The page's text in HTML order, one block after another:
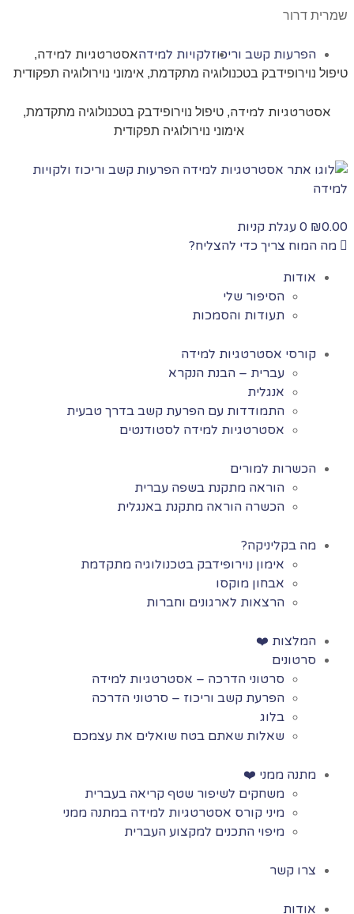
שמרית דרור
הפרעות קשב וריכוזלקויות למידהאסטרטגיות למידה,
טיפול נוירופידבק בטכנולוגיה מתקדמת, אימוני נוירולוגיה תפקודית
אסטרטגיות למידה, טיפול נוירופידבק בטכנולוגיה מתקדמת,
אימוני נוירולוגיה תפקודית
₪0.00
0 עגלת קניות
מה המוח צריך כדי להצליח?
אודות
הסיפור שלי
תעודות והסמכות
קורסי אסטרטגיות למידה
עברית – הבנת הנקרא
אנגלית
התמודדות עם הפרעת קשב בדרך טבעית
אסטרטגיות למידה לסטודנטים
הכשרות למורים
הוראה מתקנת בשפה עברית
הכשרה הוראה מתקנת באנגלית
מה בקליניקה?
אימון נוירופידבק בטכנולוגיה מתקדמת
אבחון מוקסו
הרצאות לארגונים וחברות
המלצות ❤️
סרטונים
סרטוני הדרכה – אסטרטגיות למידה
הפרעת קשב וריכוז – סרטוני הדרכה
בלוג
שאלות שאתם בטח שואלים את עצמכם
מתנה ממני ❤️
משחקים לשיפור שטף קריאה בעברית
מיני קורס אסטרטגיות למידה במתנה ממני
מיפוי התכנים למקצוע העברית
צרו קשר
אודות